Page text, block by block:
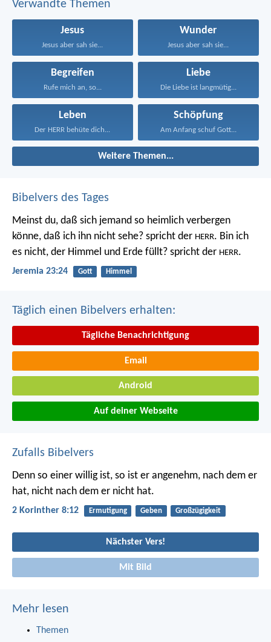
Verwandte Themen
Jesus
Jesus aber sah sie...
Wunder
Jesus aber sah sie...
Begreifen
Rufe mich an, so...
Liebe
Die Liebe ist langmütig...
Leben
Der HERR behüte dich...
Schöpfung
Am Anfang schuf Gott...
Weitere Themen...
Bibelvers des Tages
Meinst du, daß sich jemand so heimlich verbergen
könne, daß ich ihn nicht sehe? spricht der HERR. Bin ich
es nicht, der Himmel und Erde füllt? spricht der HERR.
Jeremia 23:24 Gott Himmel
Täglich einen Bibelvers erhalten:
Tägliche Benachrichtigung
Email
Android
Auf deiner Webseite
Zufalls Bibelvers
Denn so einer willig ist, so ist er angenehm, nach dem er
hat, nicht nach dem er nicht hat.
2 Korinther 8:12 Ermutigung Geben Großzügigkeit
Nächster Vers!
Mit Bild
Mehr lesen
Themen